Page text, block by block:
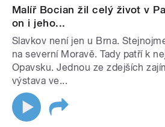
Malíř Bocian žil celý život v
on i jeho...
Slavkov není jen u Brna.
na severní Moravě. Tady patří k
Opavsku. Jednou ze zdejších
výstava ve...